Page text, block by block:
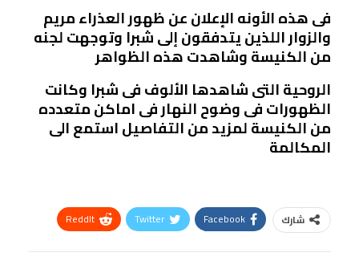
فى هذه الأونه الإعلان عن ظهور العذراء مريم
والزوار اللذين يتدفقون إلى شبرا وتوجهت لجنه
من الكنيسة وشاهدت هذه الظواهر
الروحية التى شاهدها الألوف فى شبرا وكانت
الظهورات فى وضوح النهار فى اماكن متعدده
من الكنيسة لمزيد من التفاصيل استمع الى
المكالمة
شارك Facebook
Twitter
ReddIt